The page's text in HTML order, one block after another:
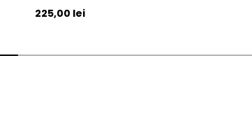
Pret initial
225,00 lei